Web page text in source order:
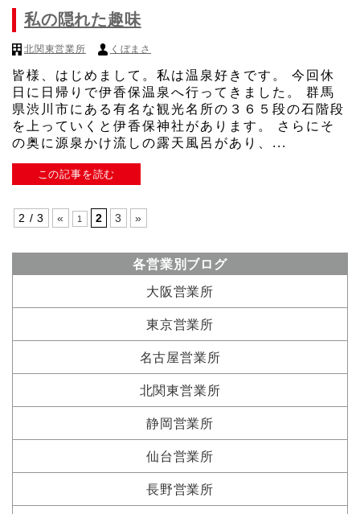
私の隠れた趣味
北関東営業所 くぼまさ
皆様、はじめまして。私は温泉好きです。 今回休
日に日帰りで伊香保温泉へ行ってきました。 群馬
県渋川市にある有名な観光名所の３６５段の石階段
を上っていくと伊香保神社があります。 さらにそ
の奥に源泉かけ流しの露天風呂があり、...
この記事を読む
2 / 3 « 1 2 3 »
各営業別ブログ
大阪営業所
東京営業所
名古屋営業所
北関東営業所
静岡営業所
仙台営業所
長野営業所